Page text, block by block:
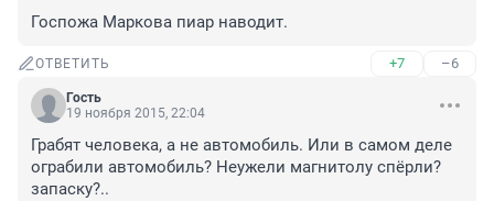
Госпожа Маркова пиар наводит.
ОТВЕТИТЬ +7 –6
Гость
19 ноября 2015, 22:04
Грабят человека, а не автомобиль. Или в самом деле
ограбили автомобиль? Неужели магнитолу спёрли?
запаску?..